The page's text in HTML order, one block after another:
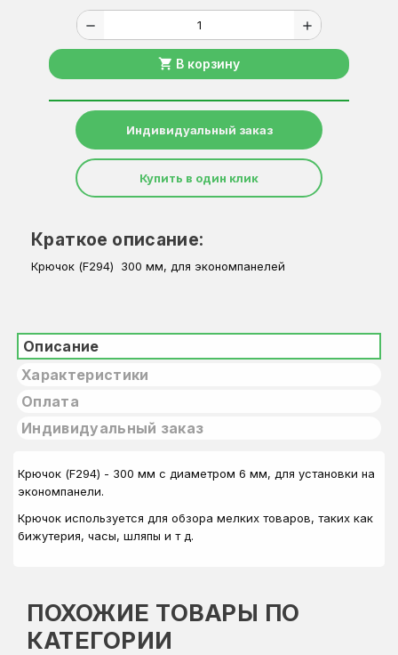
remove add
shopping_cart В корзину
Индивидуальный заказ
Купить в один клик
Краткое описание:
Крючок (F294) 300 мм, для экономпанелей
Описание
Характеристики
Оплата
Индивидуальный заказ
Крючок (F294) - 300 мм с диаметром 6 мм, для установки на
экономпанели.
Крючок используется для обзора мелких товаров, таких как
бижутерия, часы, шляпы и т д.
ПОХОЖИЕ ТОВАРЫ ПО
КАТЕГОРИИ